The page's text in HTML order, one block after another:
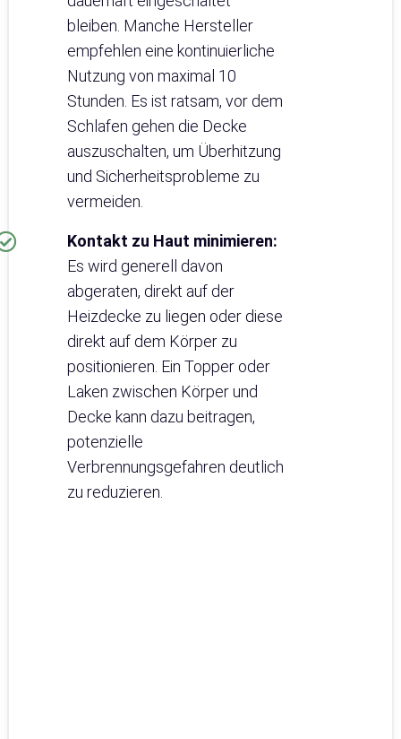
bleiben. Manche Hersteller
empfehlen eine kontinuierliche
Nutzung von maximal 10
Stunden. Es ist ratsam, vor dem
Schlafen gehen die Decke
auszuschalten, um Überhitzung
und Sicherheitsprobleme zu
vermeiden.
Kontakt zu Haut minimieren:
Es wird generell davon
abgeraten, direkt auf der
Heizdecke zu liegen oder diese
direkt auf dem Körper zu
positionieren. Ein Topper oder
Laken zwischen Körper und
Decke kann dazu beitragen,
potenzielle
Verbrennungsgefahren deutlich
zu reduzieren.